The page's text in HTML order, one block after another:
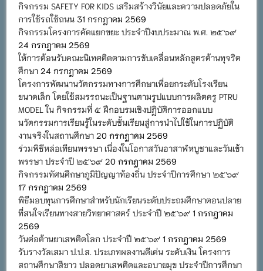
กิจกรรม SAFETY FOR KIDS เสริมสร้างวินัยและความปลอดภัยใน
การใช้รถใช้ถนน 31 กรกฎาคม 2569
กิจกรรมโครงการคัดแยกขยะ ประจำปีงบประมาณ พ.ศ. ๒๕๖๙
24 กรกฎาคม 2569
ให้การต้อนรับคณะนิเทศติดตามการขับเคลื่อนหลักสูตรต้านทุจริต
ศึกษา 24 กรกฎาคม 2569
โครงการพัฒนานวัตกรรมทางการศึกษาเพื่อยกระดับโรงเรียน
ขนาดเล็ก โดยใช้สมรรถนะเป็นฐานตามรูปแบบการผลิตครู PTRU
MODEL ใน กิจกรรมที่ ๕ ฝึกอบรมเชิงปฏิบัติการออกแบบ
นวัตกรรมการเรียนรู้ในระดับชั้นเรียนสู่การนำไปใช้ในการปฏิบัติ
งานจริงในสถานศึกษา 20 กรกฎาคม 2569
ร่วมพิธีหล่อเทียนพรรษา เนื่องในโอกาสวันอาสาฬหบูชาและวันเข้า
พรรษา ประจำปี ๒๕๖๙ 20 กรกฎาคม 2569
กิจกรรมทัศนศึกษาภูมิปัญญาท้องถิ่น ประจำปีการศึกษา ๒๕๖๙
17 กรกฎาคม 2569
พิธีมอบทุนการศึกษาสำหรับนักเรียนระดับประถมศึกษาตอนปลาย
ที่สนใจเรียนทางสายวิทยาศาสตร์ ประจำปี ๒๕๖๙ 1 กรกฎาคม
2569
วันต่อต้านยาเสพติดโลก ประจำปี ๒๕๖๙ 1 กรกฎาคม 2569
รับรางวัลเสมา ป.ป.ส. ประเภทผลงานดีเด่น ระดับเงิน โครงการ
สถานศึกษาสีขาว ปลอดยาเสพติดและอบายมุข ประจำปีการศึกษา